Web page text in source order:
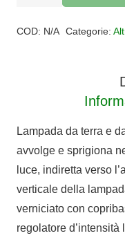
COD: N/A Categorie:
Lampada da terra e
avvolge e sprigiona
luce, indiretta verso
verticale della
verniciato con
regolatore d’intensità